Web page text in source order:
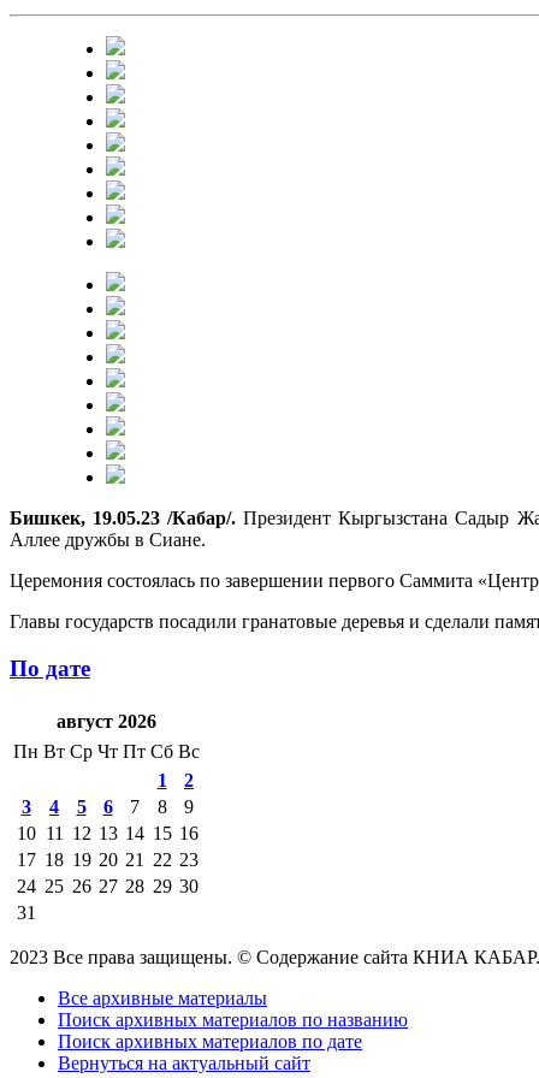
Бишкек, 19.05.23 /Кабар/.Президент Кыргызстана Садыр
Аллее дружбы в Сиане.
Церемония состоялась по завершении первого Саммита
Главы государств посадили гранатовые деревья и сделали
По дате
август 2026
Пн Вт Ср Чт Пт Сб Вс
1
2
3
4 5 6 7 8
9
10 11 12 13 14 15 16
17 18 19 20 21 22 23
24 25 26 27 28 29 30
31
2023 Все права защищены. © Содержание сайта КНИА КАБАР.
Все архивные материалы
Поиск архивных материалов по названию
Поиск архивных материалов по дате
Вернуться на актуальный сайт